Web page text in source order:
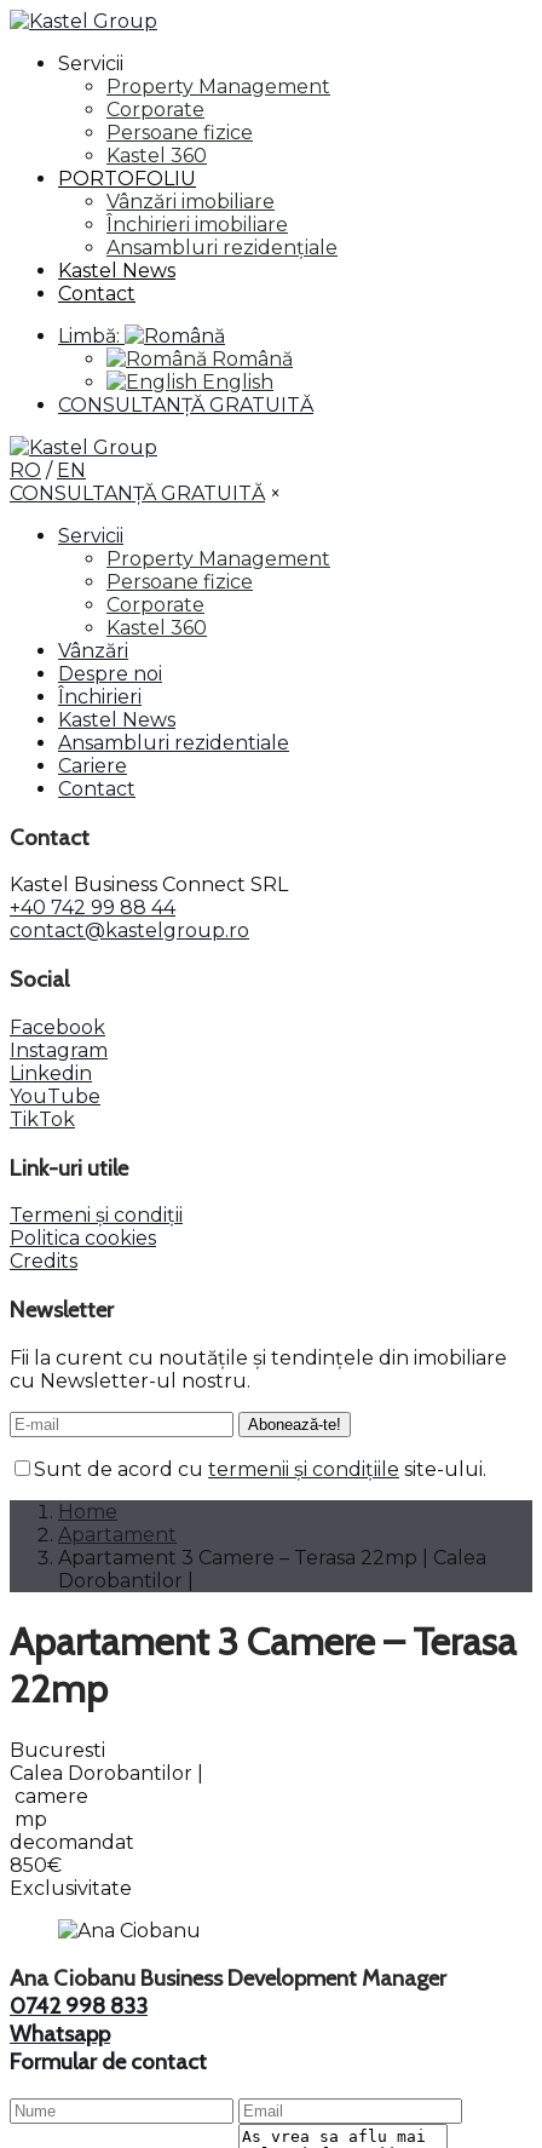
Servicii
Property Management
Corporate
Persoane fizice
Kastel 360
PORTOFOLIU
Vânzări imobiliare
Închirieri imobiliare
Ansambluri rezidențiale
Kastel News
Contact
Limbă:
Română
English
CONSULTANȚĂ GRATUITĂ
RO / EN
CONSULTANȚĂ GRATUITĂ ×
Servicii
Property Management
Persoane fizice
Corporate
Kastel 360
Vânzări
Despre noi
Închirieri
Kastel News
Ansambluri rezidentiale
Cariere
Contact
Contact
Kastel Business Connect SRL
+40 742 99 88 44
contact@kastelgroup.ro
Social
Facebook
Instagram
Linkedin
YouTube
TikTok
Link-uri utile
Termeni și condiții
Politica cookies
Credits
Newsletter
Fii la curent cu noutățile și tendințele din imobiliare
cu Newsletter-ul nostru.
Sunt de acord cu termenii și condițiile site-ului.
Home
Apartament
Apartament 3 Camere – Terasa 22mp | Calea
Dorobantilor |
Apartament 3 Camere – Terasa
22mp
Bucuresti
Calea Dorobantilor |
camere
mp
decomandat
850€
Exclusivitate
Ana Ciobanu Business Development Manager
0742 998 833
Whatsapp
Formular de contact